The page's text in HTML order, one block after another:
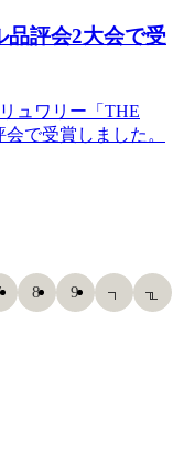
評会2大会で受
ュワリー「THE
で受賞しました。
8 9